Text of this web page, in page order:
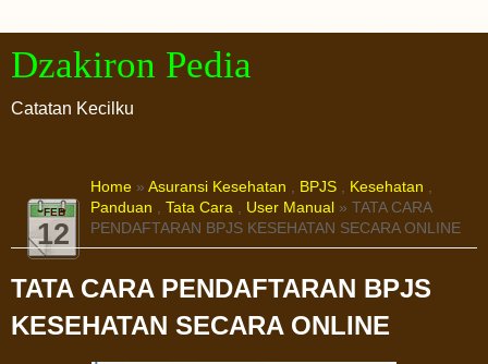
Dzakiron Pedia
Catatan Kecilku
FEB
12
Home » Asuransi Kesehatan , BPJS , Kesehatan ,
Panduan , Tata Cara , User Manual » TATA CARA
PENDAFTARAN BPJS KESEHATAN SECARA ONLINE
TATA CARA PENDAFTARAN BPJS
KESEHATAN SECARA ONLINE